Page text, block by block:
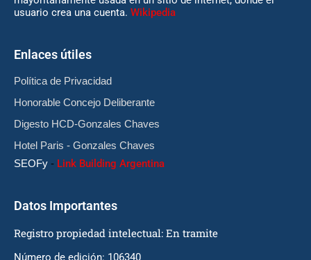
usuario crea una cuenta. Wikipedia
Enlaces útiles
Política de Privacidad
Honorable Concejo Deliberante
Digesto HCD-Gonzales Chaves
Hotel Paris - Gonzales Chaves
SEOFy - Link Building Argentina
Datos Importantes
Registro propiedad intelectual: En tramite
Número de edición: 106340